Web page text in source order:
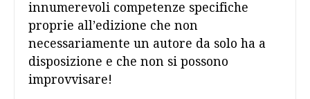
innumerevoli competenze specifiche
proprie all’edizione che non
necessariamente un autore da solo ha a
disposizione e che non si possono
improvvisare!